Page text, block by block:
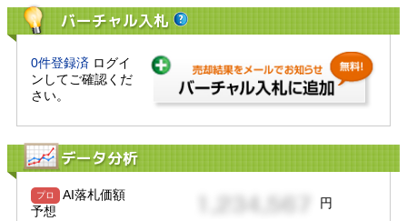
バーチャル入札
0件登録済 ログイ
ンしてご確認くだ
さい。
データ分析
プロ
AI落札価額
予想
円